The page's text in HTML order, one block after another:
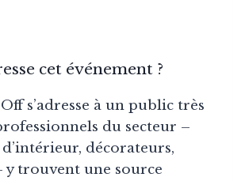
cet événement ?
s’adresse à un public très
du secteur –
décorateurs,
y trouvent une source